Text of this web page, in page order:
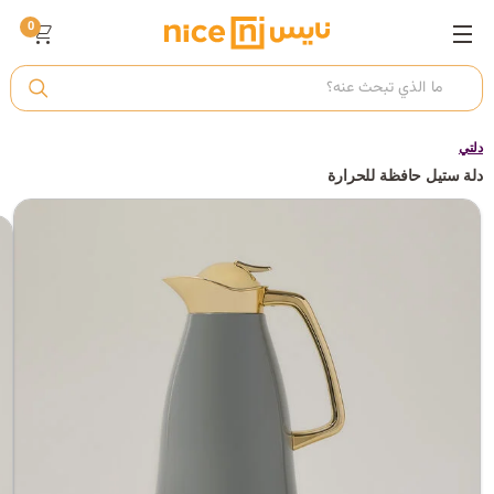
أ
0
دلتي
دلة ستيل حافظة للحرارة